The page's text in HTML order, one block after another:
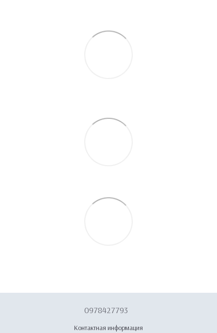
0978427793
Контактная информация